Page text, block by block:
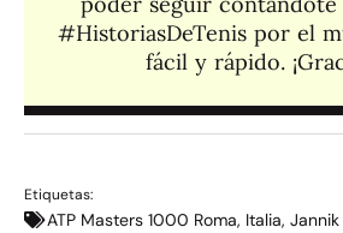
#HistoriasDeTenis por el
fácil y rápido.
Etiquetas:
ATP Masters 1000 Roma, Italia,